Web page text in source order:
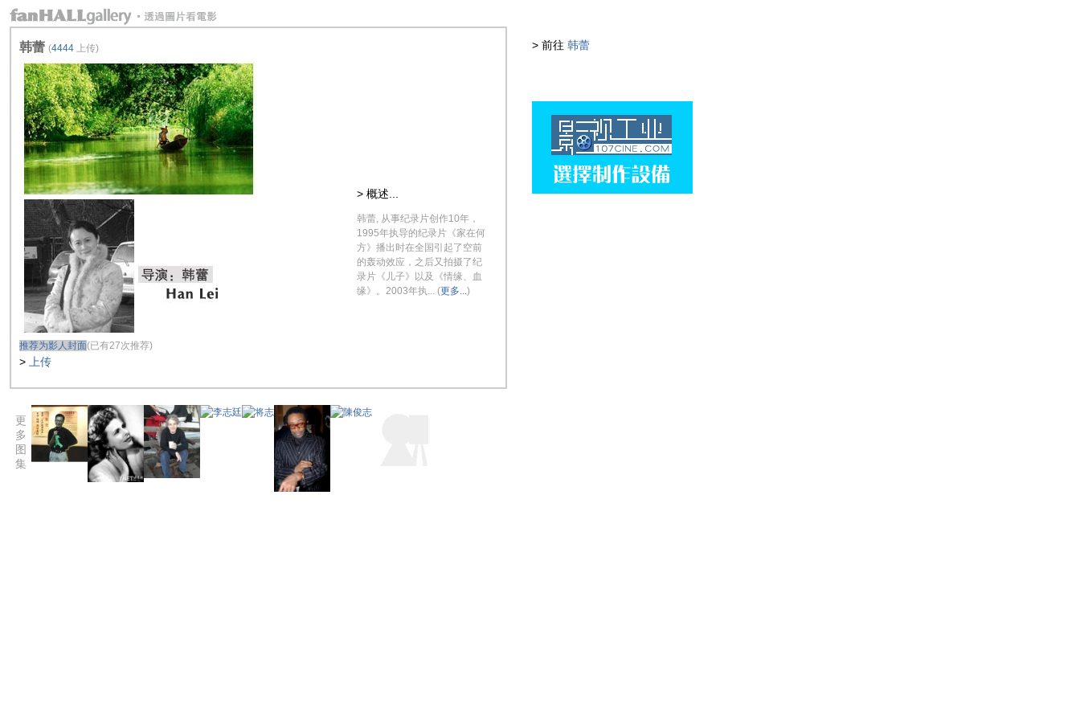
> 前往 韩蕾
> 概述...
韩蕾, 从事纪录片创作10年，
1995年执导的纪录片《家在何
方》播出时在全国引起了空前
的轰动效应，之后又拍摄了纪
录片《儿子》以及《情缘、血
缘》。2003年执... (更多...)
韩蕾 (4444 上传)
推荐为影人封面(已有27次推荐)
> 上传
更
多
图
集